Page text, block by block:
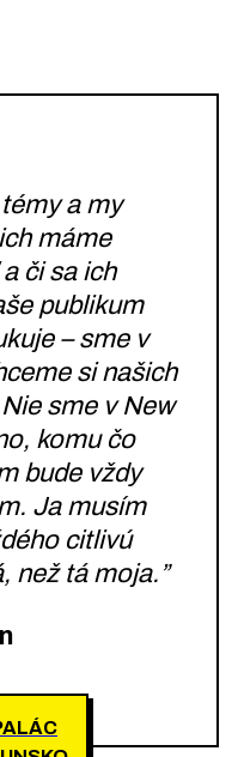
a my
máme
či sa ich
publikum
– sme v
si našich
sme v New
komu čo
bude vždy
Ja musím
citlivú
než tá moja.”